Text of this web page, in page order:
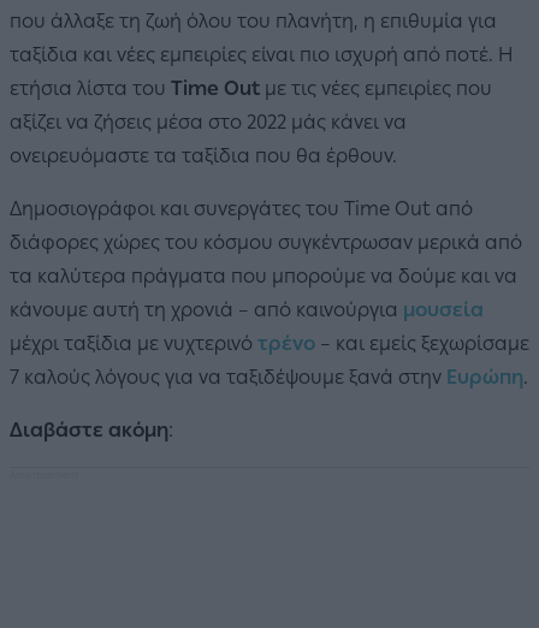
που άλλαξε τη ζωή όλου του πλανήτη, η επιθυµία για
ταξίδια και νέες εμπειρίες είναι πιο ισχυρή από ποτέ. Η
ετήσια λίστα του Time Out με τις νέες εμπειρίες που
αξίζει να ζήσεις μέσα στο 2022 μάς κάνει να
ονειρευόμαστε τα ταξίδια που θα έρθουν.
Δημοσιογράφοι και συνεργάτες του Time Out από
διάφορες χώρες του κόσμου συγκέντρωσαν μερικά από
τα καλύτερα πράγματα που μπορούμε να δούμε και να
κάνουμε αυτή τη χρονιά – από καινούργια μουσεία
μέχρι ταξίδια με νυχτερινό τρένο – και εμείς ξεχωρίσαμε
7 καλούς λόγους για να ταξιδέψουμε ξανά στην Ευρώπη.
Διαβάστε ακόμη: